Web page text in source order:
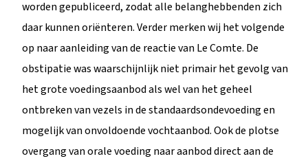
worden gepubliceerd, zodat alle belanghebbenden zich
daar kunnen oriënteren. Verder merken wij het volgende
op naar aanleiding van de reactie van Le Comte. De
obstipatie was waarschijnlijk niet primair het gevolg van
het grote voedingsaanbod als wel van het geheel
ontbreken van vezels in de standaardsondevoeding en
mogelijk van onvoldoende vochtaanbod. Ook de plotse
overgang van orale voeding naar aanbod direct aan de